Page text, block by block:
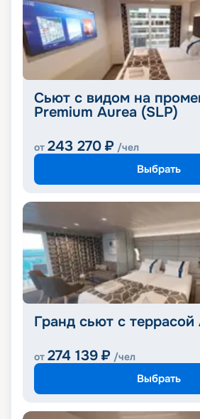
Сьют с видом на
Premium Aurea (SLP)
от 243 270 ₽ /чел
Выбрать
Гранд сьют с террасой
от 274 139 ₽ /чел
Выбрать